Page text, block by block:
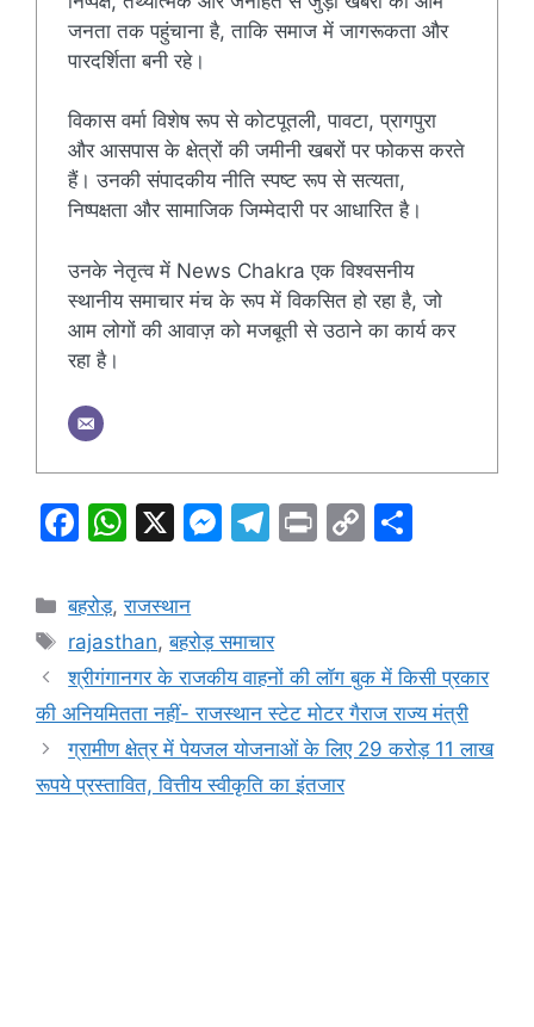
जनता तक पहुंचाना है, ताकि समाज में जागरूकता और
पारदर्शिता बनी रहे।
विकास वर्मा विशेष रूप से कोटपूतली, पावटा, प्रागपुरा
और आसपास के क्षेत्रों की जमीनी खबरों पर फोकस करते
हैं। उनकी संपादकीय नीति स्पष्ट रूप से सत्यता,
निष्पक्षता और सामाजिक जिम्मेदारी पर आधारित है।
उनके नेतृत्व में News Chakra एक विश्वसनीय
स्थानीय समाचार मंच के रूप में विकसित हो रहा है, जो
आम लोगों की आवाज़ को मजबूती से उठाने का कार्य कर
रहा है।
F
c
e
b
o
o
k
W
at
s
A
p
p
X
M
s
e
n
g
er
T
gr
a
m
Pr C
Li
n
k
Categories
बहरोड़,राजस्थान
Tags
rajasthan,बहरोड़ समाचार
श्रीगंगानगर के राजकीय वाहनों की लॉग बुक में किसी प्रकार
की अनियमितता नहीं- राजस्थान स्टेट मोटर गैराज राज्य मंत्री
ग्रामीण क्षेत्र में पेयजल योजनाओं के लिए 29 करोड़ 11 लाख
रूपये प्रस्तावित, वित्तीय स्वीकृति का इंतजार